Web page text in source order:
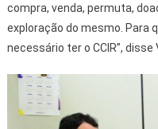
compra, venda, permuta,
exploração do mesmo. Para
necessário ter o CCIR”, disse